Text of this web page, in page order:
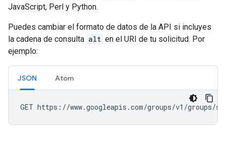
JavaScript, Perl y Python.
Puedes cambiar el formato de datos de la API si incluyes
la cadena de consulta alt en el URI de tu solicitud. Por
ejemplo:
JSON Atom